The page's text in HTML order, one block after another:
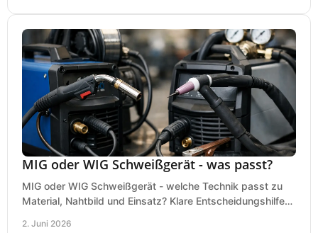
MIG oder WIG Schweißgerät - was passt?
MIG oder WIG Schweißgerät - welche Technik passt zu
Material, Nahtbild und Einsatz? Klare Entscheidungshilfe
2. Juni 2026